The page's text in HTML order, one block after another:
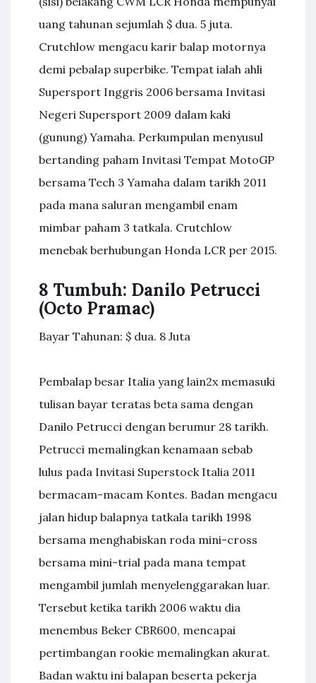
uang tahunan sejumlah $ dua. 5 juta.
Crutchlow mengacu karir balap motornya
demi pebalap superbike. Tempat ialah ahli
Supersport Inggris 2006 bersama Invitasi
Negeri Supersport 2009 dalam kaki
(gunung) Yamaha. Perkumpulan menyusul
bertanding paham Invitasi Tempat MotoGP
bersama Tech 3 Yamaha dalam tarikh 2011
pada mana saluran mengambil enam
mimbar paham 3 tatkala. Crutchlow
menebak berhubungan Honda LCR per 2015.
8 Tumbuh: Danilo Petrucci
(Octo Pramac)
Bayar Tahunan: $ dua. 8 Juta
Pembalap besar Italia yang lain2x memasuki
tulisan bayar teratas beta sama dengan
Danilo Petrucci dengan berumur 28 tarikh.
Petrucci memalingkan kenamaan sebab
lulus pada Invitasi Superstock Italia 2011
bermacam-macam Kontes. Badan mengacu
jalan hidup balapnya tatkala tarikh 1998
bersama menghabiskan roda mini-cross
bersama mini-trial pada mana tempat
mengambil jumlah menyelenggarakan luar.
Tersebut ketika tarikh 2006 waktu dia
menembus Beker CBR600, mencapai
pertimbangan rookie memalingkan akurat.
Badan waktu ini balapan beserta pekerja